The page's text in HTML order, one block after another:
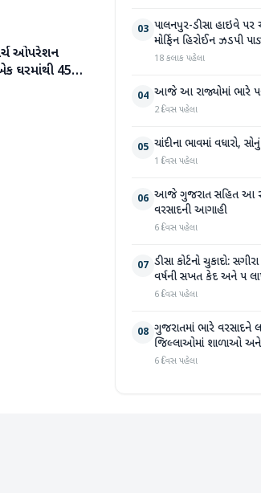
ઓપરેશન
ઘરમાંથી 45
03 પાલનપુર-ડીસા હાઇવે
મોર્ફિન હિરોઈન ઝડપી
18 કલાક પહેલા
04 આજે આ રાજ્યોમાં ભારે
2 દિવસ પહેલા
05 ચાંદીના ભાવમાં વધારો,
1 દિવસ પહેલા
06 આજે ગુજરાત સહિત આ
વરસાદની આગાહી
6 દિવસ પહેલા
07 ડીસા કોર્ટનો ચુકાદો:
વર્ષની સખત કેદ અને ૫
6 દિવસ પહેલા
08 ગુજરાતમાં ભારે
જિલ્લાઓમાં શાળાઓ
6 દિવસ પહેલા